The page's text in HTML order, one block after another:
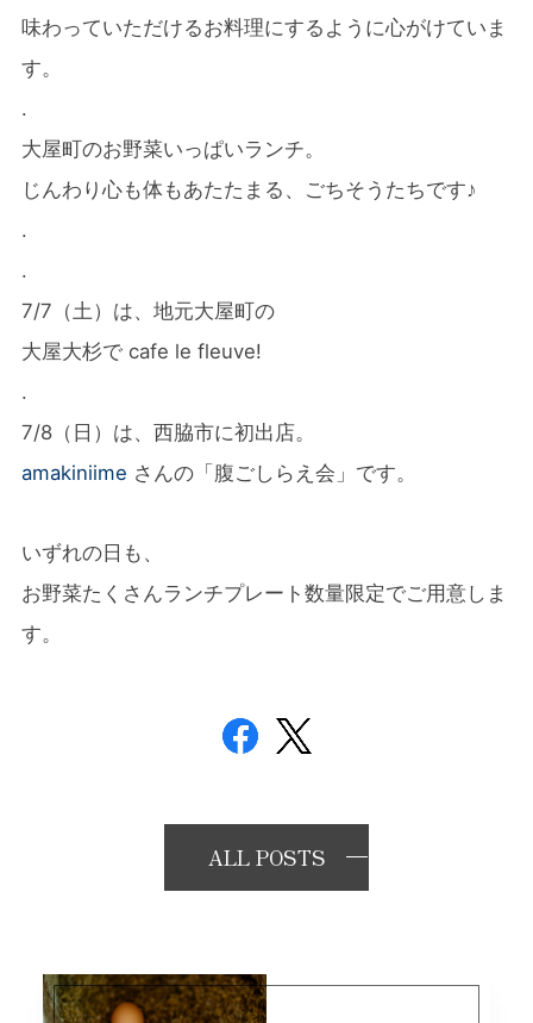
味わっていただけるお料理にするように心がけていま
す。
.
大屋町のお野菜いっぱいランチ。
じんわり心も体もあたたまる、
ごちそうたちです♪
.
.
7/7（土）は、地元大屋町の
大屋大杉で cafe le fleuve!
.
7/8（日）は、西脇市に初出店。
amakiniime さんの「腹ごしらえ会」です。
いずれの日も、
お野菜たくさんランチプレート 数量限定でご用意しま
す。
ALL POSTS